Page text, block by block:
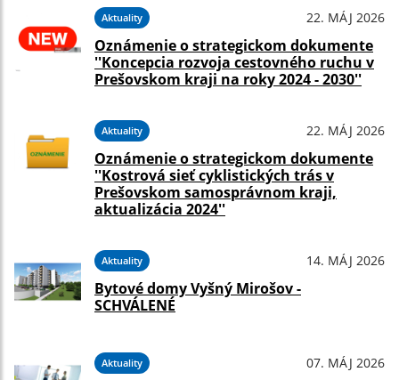
Aktuality 22. MÁJ 2026
Oznámenie o strategickom dokumente
''Koncepcia rozvoja cestovného ruchu v
Prešovskom kraji na roky 2024 - 2030''
Aktuality 22. MÁJ 2026
Oznámenie o strategickom dokumente
''Kostrová sieť cyklistických trás v
Prešovskom samosprávnom kraji,
aktualizácia 2024''
Aktuality 14. MÁJ 2026
Bytové domy Vyšný Mirošov -
SCHVÁLENÉ
Aktuality 07. MÁJ 2026